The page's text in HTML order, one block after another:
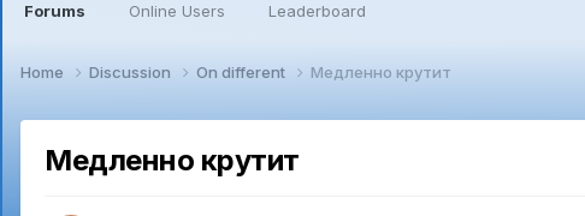
Forums Online Users Leaderboard
Home Discussion On different Медленно крутит
Медленно крутит